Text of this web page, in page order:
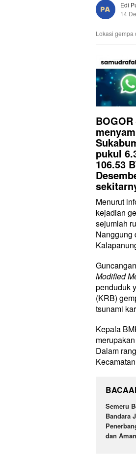
Edi
14
Lokasi gempa
pukul
106.53
Menurut
kejadian
sejumlah
Nanggung
Modified
penduduk
(KRB)
tsunami
Kepala
Dalam
Semeru
Bandara
dan Aman